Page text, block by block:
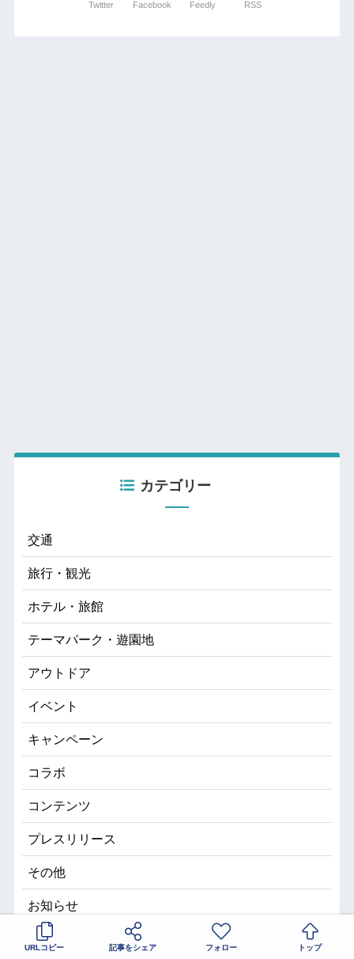
Twitter Facebook Feedly RSS
カテゴリー
交通
旅行・観光
ホテル・旅館
テーマパーク・遊園地
アウトドア
イベント
キャンペーン
コラボ
コンテンツ
プレスリリース
その他
お知らせ
URLコピー 記事をシェア フォロー トップ